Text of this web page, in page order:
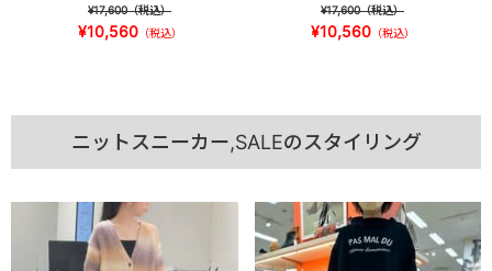
¥17,600（税込）
¥10,560（税込）
¥17,600（税込）
¥10,560（税込）
ニットスニーカー,SALEのスタイリング